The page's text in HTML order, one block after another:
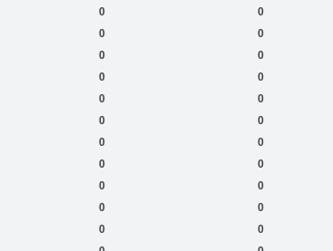
0
0
0
0
0
0
0
0
0
0
0
0
0
0
0
0
0
0
0
0
0
0